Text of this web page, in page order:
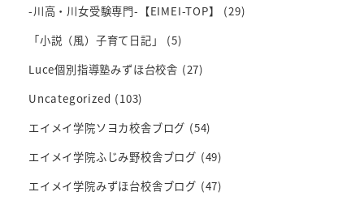
-川高・川女受験専門-【EIMEI-TOP】
(29)
「小説（風）子育て日記」
(5)
Luce個別指導塾みずほ台校舎 (27)
Uncategorized (103)
エイメイ学院ソヨカ校舎ブログ (54)
エイメイ学院ふじみ野校舎ブログ (49)
エイメイ学院みずほ台校舎ブログ (47)